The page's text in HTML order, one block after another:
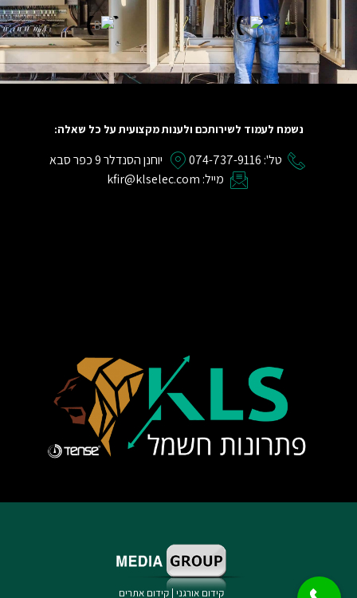
נשמח לעמוד לשירותכם ולענות מקצועית על כל שאלה:
טל': 074-737-9116
יוחנן הסנדלר 9 כפר סבא
מייל: kfir@klselec.com
קידום אורגני | קידום אתרים